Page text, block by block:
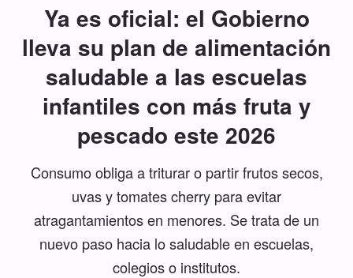
Ya es oficial: el Gobierno
lleva su plan de alimentación
saludable a las escuelas
infantiles con más fruta y
pescado este 2026
Consumo obliga a triturar o partir frutos secos,
uvas y tomates cherry para evitar
atragantamientos en menores. Se trata de un
nuevo paso hacia lo saludable en escuelas,
colegios o institutos.